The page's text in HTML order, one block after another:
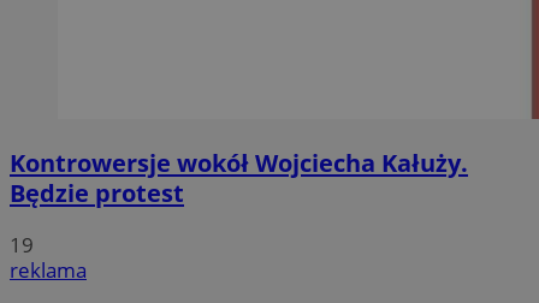
Kontrowersje wokół Wojciecha Kałuży.
Będzie protest
19
reklama